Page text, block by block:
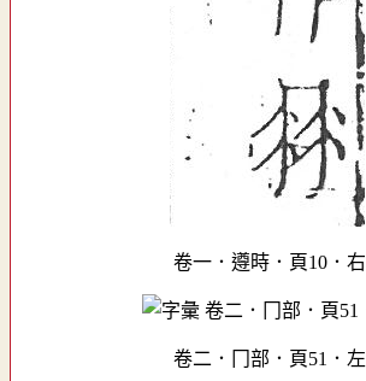
卷一．遵時．頁10．右
卷二．冂部．頁51．左